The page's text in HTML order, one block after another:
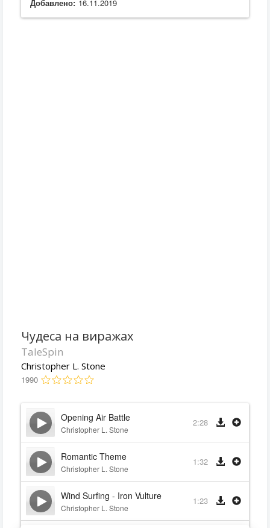
Добавлено: 16.11.2019
Чудеса на виражах
TaleSpin
Christopher L. Stone
1990
Opening Air Battle
Christopher L. Stone
2:28
Romantic Theme
Christopher L. Stone
1:32
Wind Surfing - Iron Vulture
Christopher L. Stone
1:23